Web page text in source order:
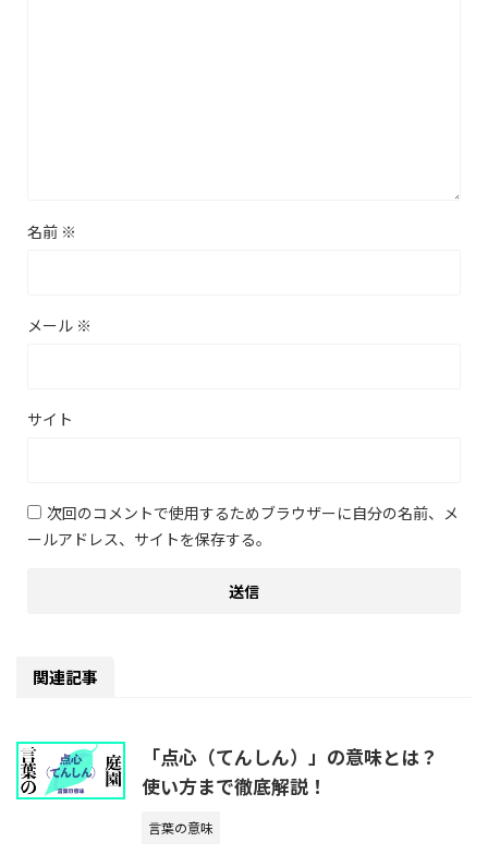
名前 ※
メール ※
サイト
次回のコメントで使用するためブラウザーに自分の名前、メ
ールアドレス、サイトを保存する。
関連記事
「点心（てんしん）」の意味とは？
使い方まで徹底解説！
言葉の意味